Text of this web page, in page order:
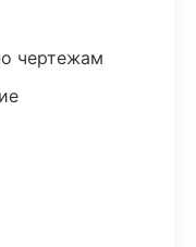
чертежам